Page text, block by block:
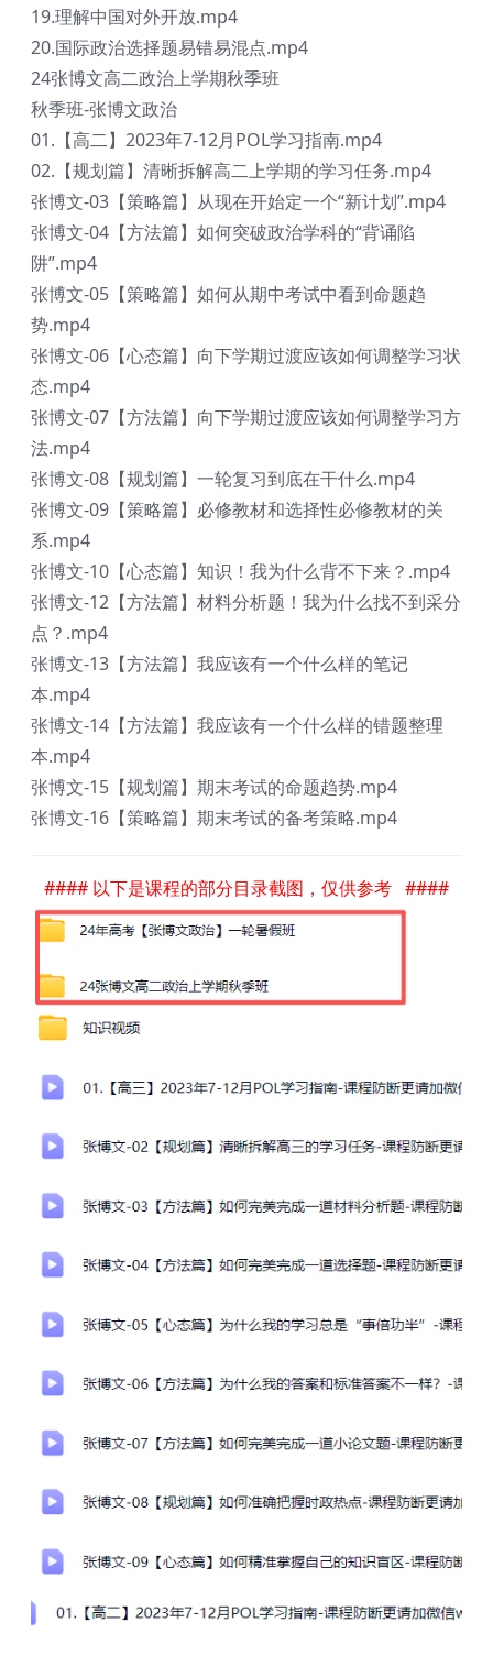
19.理解中国对外开放.mp4
20.国际政治选择题易错易混点.mp4
24张博文高二政治上学期秋季班
秋季班-张博文政治
01.【高二】2023年7-12月POL学习指南.mp4
02.【规划篇】清晰拆解高二上学期的学习任务.mp4
张博文-03【策略篇】从现在开始定一个“新计划”.mp4
张博文-04【方法篇】如何突破政治学科的“背诵陷
阱”.mp4
张博文-05【策略篇】如何从期中考试中看到命题趋
势.mp4
张博文-06【心态篇】向下学期过渡应该如何调整学习状
态.mp4
张博文-07【方法篇】向下学期过渡应该如何调整学习方
法.mp4
张博文-08【规划篇】一轮复习到底在干什么.mp4
张博文-09【策略篇】必修教材和选择性必修教材的关
系.mp4
张博文-10【心态篇】知识！我为什么背不下来？.mp4
张博文-12【方法篇】材料分析题！我为什么找不到采分
点？.mp4
张博文-13【方法篇】我应该有一个什么样的笔记
本.mp4
张博文-14【方法篇】我应该有一个什么样的错题整理
本.mp4
张博文-15【规划篇】期末考试的命题趋势.mp4
张博文-16【策略篇】期末考试的备考策略.mp4
#### 以下是课程的部分目录截图，仅供参考 ####